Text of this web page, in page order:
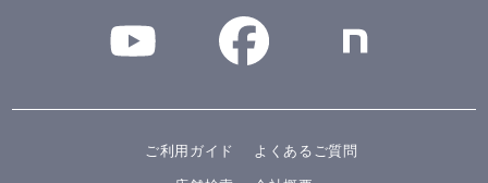
ご利用ガイド
よくあるご質問